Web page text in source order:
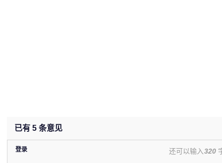
已有 5 条意见
登录 还可以输入320